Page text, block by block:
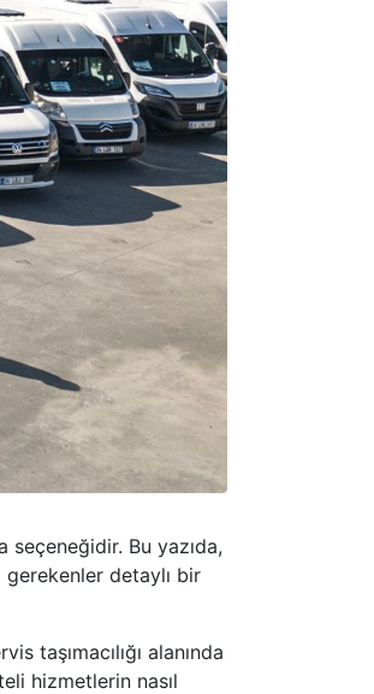
Bu yazıda,
gerekenler detaylı bir
taşımacılığı alanında
hizmetlerin nasıl